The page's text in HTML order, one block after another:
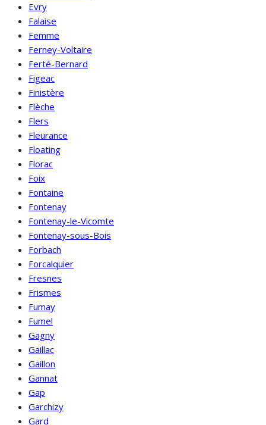
Evry
Falaise
Femme
Ferney-Voltaire
Ferté-Bernard
Figeac
Finistère
Flèche
Flers
Fleurance
Floating
Florac
Foix
Fontaine
Fontenay
Fontenay-le-Vicomte
Fontenay-sous-Bois
Forbach
Forcalquier
Fresnes
Frismes
Fumay
Fumel
Gagny
Gaillac
Gaillon
Gannat
Gap
Garchizy
Gard